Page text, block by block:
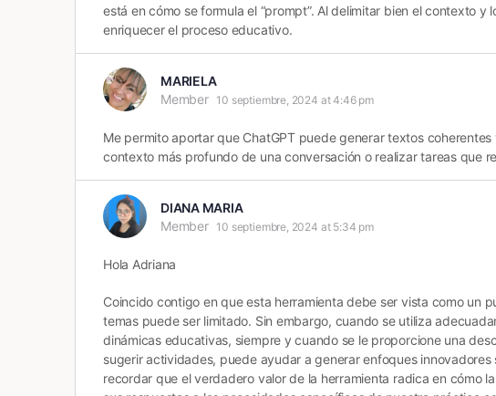
está en cómo se formula el “prompt”. Al delimitar bien el contexto
enriquecer el proceso educativo.
MARIELA
Member
10 septiembre, 2024 at 4:46 pm
Me permito aportar que ChatGPT puede generar textos
contexto más profundo de una conversación o realizar tareas que
DIANA MARIA
Member
10 septiembre, 2024 at 5:34 pm
Hola Adriana
Coincido contigo en que esta herramienta debe ser vista como un
temas puede ser limitado. Sin embargo, cuando se utiliza
dinámicas educativas, siempre y cuando se le proporcione una
sugerir actividades, puede ayudar a generar enfoques
recordar que el verdadero valor de la herramienta radica en cómo